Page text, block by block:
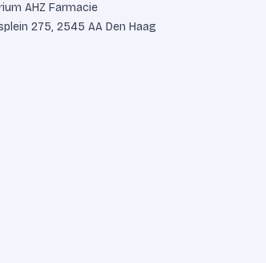
AHZ Farmacie
275, 2545 AA Den Haag